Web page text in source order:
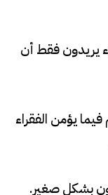
يريدون فقط أن
يؤمن الفقراء
بشكل صغير.